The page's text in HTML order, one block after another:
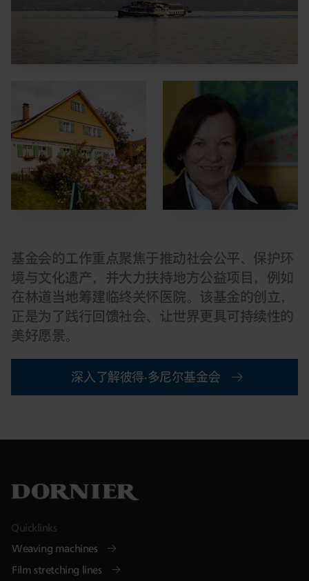
基金会的工作重点聚焦于推动社会公平、保护环
境与文化遗产，并大力扶持地方公益项目，例如
在林道当地筹建临终关怀医院。该基金的创立，
正是为了践行回馈社会、让世界更具可持续性的
美好愿景。
深入了解彼得·多尼尔基金会
Quicklinks
Weaving machines
Film stretching lines